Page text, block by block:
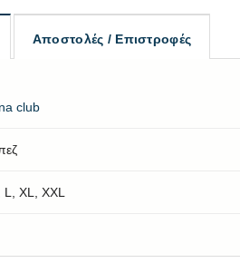
Αποστολές / Επιστροφές
club
L, XL, XXL